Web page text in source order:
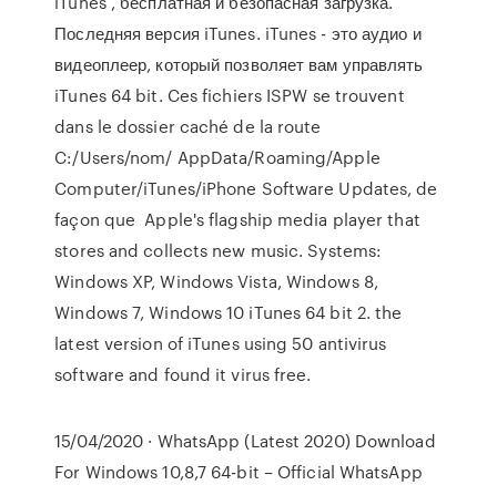
Последняя версия iTunes. iTunes - это аудио и
видеоплеер, который позволяет вам управлять
iTunes 64 bit. Ces fichiers ISPW se trouvent
dans le dossier caché de la route
C:/Users/nom/ AppData/Roaming/Apple
Computer/iTunes/iPhone Software Updates, de
façon que Apple's flagship media player that
stores and collects new music. Systems:
Windows XP, Windows Vista, Windows 8,
Windows 7, Windows 10 iTunes 64 bit 2. the
latest version of iTunes using 50 antivirus
software and found it virus free.
15/04/2020 · WhatsApp (Latest 2020) Download
For Windows 10,8,7 64-bit – Official WhatsApp